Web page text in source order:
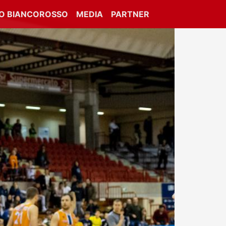
BIANCOROSSO MEDIA PARTNER